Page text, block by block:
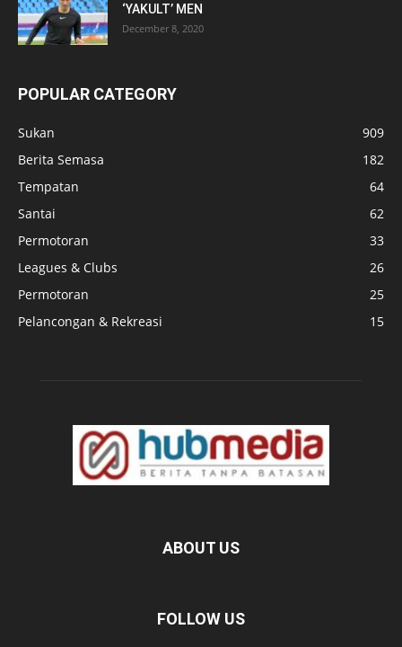
‘YAKULT’ MEN
December 8, 2020
POPULAR CATEGORY
Sukan
909
Berita Semasa
182
Tempatan
64
Santai
62
Permotoran
33
Leagues & Clubs
26
Permotoran
25
Pelancongan & Rekreasi
15
ABOUT US
FOLLOW US